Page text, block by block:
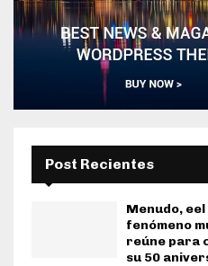
Post Recientes
Menudo, eel
fenómeno
reúne para
su 50